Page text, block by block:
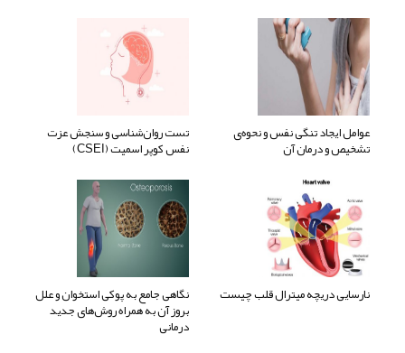
عوامل ایجاد تنگی نفس و نحوه‌ی
تشخیص و درمان آن
تست روان‌شناسی و سنجش عزت
نفس کوپر اسمیت (CSEI)
نارسایی دریچه میترال قلب چیست نگاهی جامع به پوکی استخوان و علل
بروز آن به همراه روش‌های جدید
درمانی